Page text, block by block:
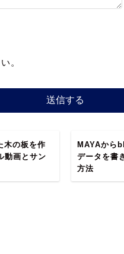
。
木の板を作
動画とサン
MAYAから
データを書
方法